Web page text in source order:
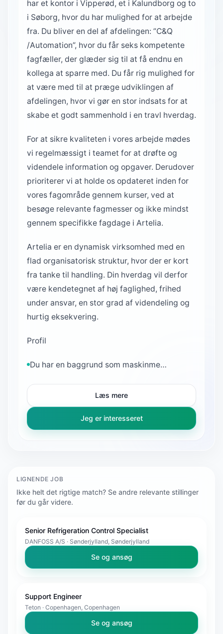
har et kontor i Vipperød, et i Kalundborg og to
i Søborg, hvor du har mulighed for at arbejde
fra. Du bliver en del af afdelingen: ”C&Q
/Automation”, hvor du får seks kompetente
fagfæller, der glæder sig til at få endnu en
kollega at sparre med. Du får rig mulighed for
at være med til at præge udviklingen af
afdelingen, hvor vi gør en stor indsats for at
skabe et godt sammenhold i en travl hverdag.
For at sikre kvaliteten i vores arbejde mødes
vi regelmæssigt i teamet for at drøfte og
videndele information og opgaver. Derudover
prioriterer vi at holde os opdateret inden for
vores fagområde gennem kurser, ved at
besøge relevante fagmesser og ikke mindst
gennem specifikke fagdage i Artelia.
Artelia er en dynamisk virksomhed med en
flad organisatorisk struktur, hvor der er kort
fra tanke til handling. Din hverdag vil derfor
være kendetegnet af høj faglighed, frihed
under ansvar, en stor grad af videndeling og
hurtig eksekvering.
Profil
Du har en baggrund som maskinme…
Læs mere
Jeg er interesseret
LIGNENDE JOB
Ikke helt det rigtige match? Se andre relevante stillinger
før du går videre.
Senior Refrigeration Control Specialist
DANFOSS A/S · Sønderjylland, Sønderjylland
Se og ansøg
Support Engineer
Teton · Copenhagen, Copenhagen
Se og ansøg